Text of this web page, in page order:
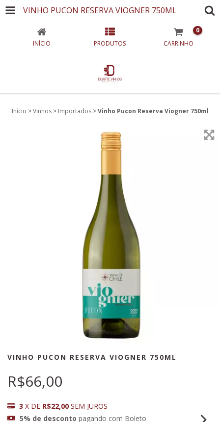
VINHO PUCON RESERVA VIOGNER 750ML
INÍCIO PRODUTOS CARRINHO
0
Início > Vinhos > Importados > Vinho Pucon Reserva Viogner 750ml
VINHO PUCON RESERVA VIOGNER 750ML
R$66,00
3 X DE R$22,00 SEM JUROS
5% de desconto pagando com Boleto